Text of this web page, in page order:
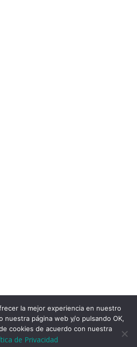
la mejor experiencia en nuestro
nuestra página web y/o pulsando OK,
cookies de acuerdo con nuestra
de Privacidad